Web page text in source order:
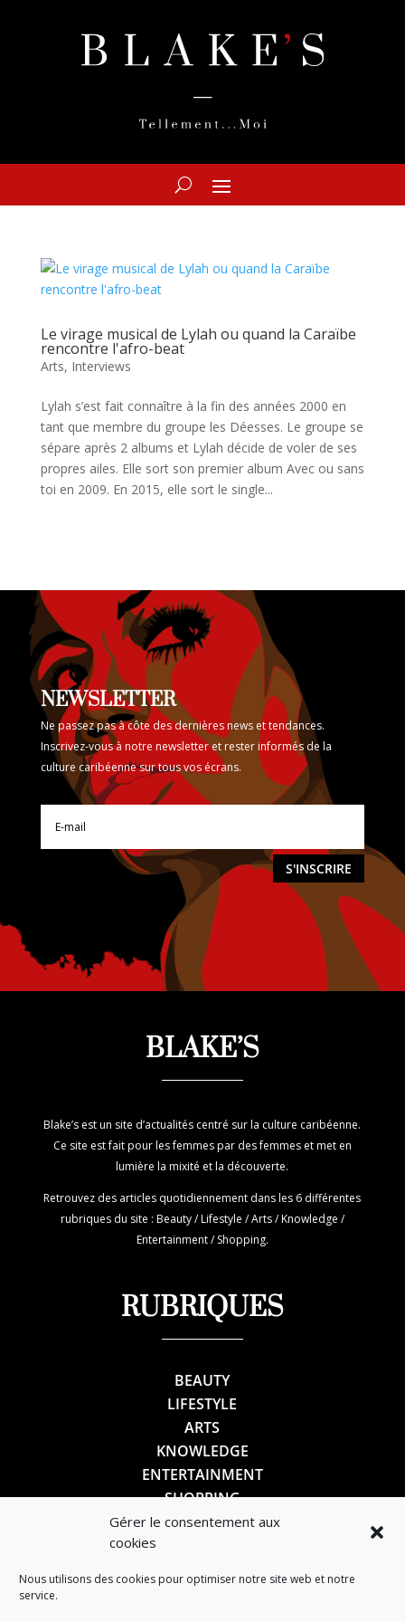
Gérer le consentement aux
cookies
Nous utilisons des cookies pour optimiser notre site web et notre
service.
Le virage musical de Lylah ou quand la Caraïbe
rencontre l'afro-beat
Arts, Interviews
Lylah s’est fait connaître à la fin des années 2000 en
tant que membre du groupe les Déesses. Le groupe se
sépare après 2 albums et Lylah décide de voler de ses
propres ailes. Elle sort son premier album Avec ou sans
toi en 2009. En 2015, elle sort le single...
NEWSLETTER
Ne passez pas à côte des dernières news et tendances.
Inscrivez-vous à notre newsletter et rester informés de la
culture caribéenne sur tous vos écrans.
S'INSCRIRE
BLAKE’S
Blake’s est un site d’actualités centré sur la culture caribéenne.
Ce site est fait pour les femmes par des femmes et met en
lumière la mixité et la découverte.
Retrouvez des articles quotidiennement dans les 6 différentes
rubriques du site : Beauty / Lifestyle / Arts / Knowledge /
Entertainment / Shopping.
RUBRIQUES
BEAUTY
LIFESTYLE
ARTS
KNOWLEDGE
ENTERTAINMENT
SHOPPING
SUIVEZ-NOUS